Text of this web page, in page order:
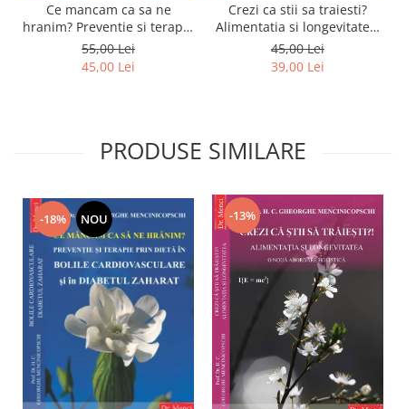
Ce mancam ca sa ne
hranim? Preventie si terapie
prin dieta in bolile
cardiovasculare si in
diabetul zaharat
55,00 Lei
45,00 Lei
Crezi ca stii sa traiesti?
Alimentatia si longevitatea.
O noua abordare holistica
45,00 Lei
39,00 Lei
PRODUSE SIMILARE
-18% NOU -13%